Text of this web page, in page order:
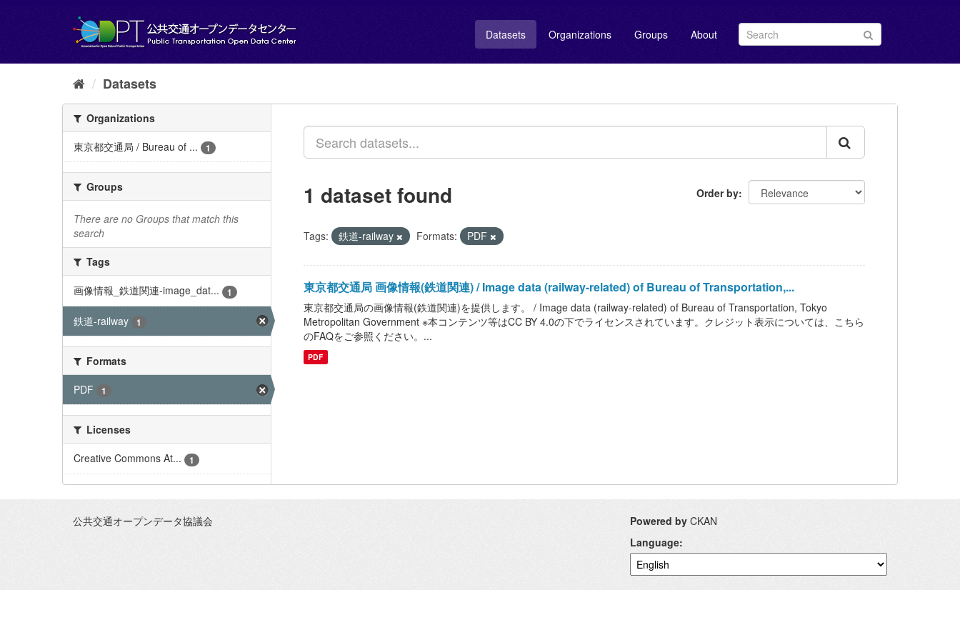
Datasets Organizations Groups About
Datasets
Organizations
東京都交通局 / Bureau of ...
1
Groups
There are no Groups that match this
search
Tags
画像情報_鉄道関連-image_dat...
1
鉄道-railway 1
Formats
PDF
1
Licenses
Creative Commons At...
1
Order by
1 dataset found
Tags: 鉄道-railway Formats: PDF
東京都交通局 画像情報(鉄道関連) / Image data (railway-related) of Bureau of Transportation,...
東京都交通局の画像情報(鉄道関連)を提供します。 / Image data (railway-related) of Bureau of Transportation, Tokyo
Metropolitan Government ※本コンテンツ等はCC BY 4.0の下でライセンスされています。クレジット表示については、こちら
のFAQをご参照ください。...
PDF
公共交通オープンデータ協議会 Powered by CKAN
Language